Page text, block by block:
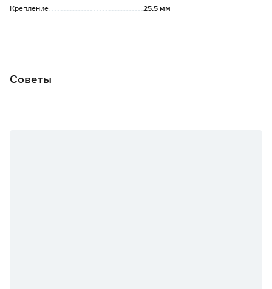
Крепление 25.5 мм
Советы